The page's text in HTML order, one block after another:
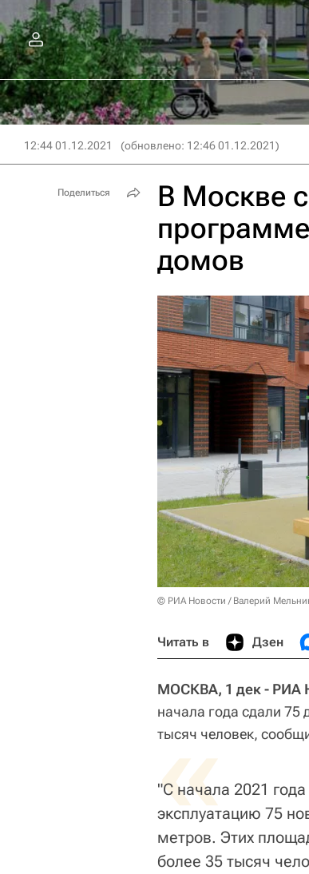
12:44 01.12.2021 (обновлено: 12:46 01.12.2021)
В Москве
домов
© РИА Новости / Валерий
Читать в Дзен
МОСКВА, 1 дек - РИА
начала года сдали 75
тысяч человек,
«
"С начала 2021
эксплуатацию 75
метров. Этих
более 35 тысяч
Поделиться